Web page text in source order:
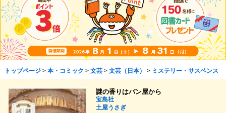
トップページ> 本・コミック > 文芸> 文芸（日本） > ミステリー・サスペンス
謎の香りはパン屋から
宝島社
土屋うさぎ